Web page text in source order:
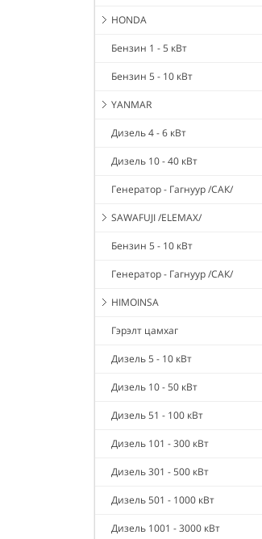
HONDA
Бензин 1 - 5 кВт
Бензин 5 - 10 кВт
YANMAR
Дизель 4 - 6 кВт
Дизель 10 - 40 кВт
Генератор - Гагнуур /САК/
SAWAFUJI /ELEMAX/
Бензин 5 - 10 кВт
Генератор - Гагнуур /САК/
HIMOINSA
Гэрэлт цамхаг
Дизель 5 - 10 кВт
Дизель 10 - 50 кВт
Дизель 51 - 100 кВт
Дизель 101 - 300 кВт
Дизель 301 - 500 кВт
Дизель 501 - 1000 кВт
Дизель 1001 - 3000 кВт